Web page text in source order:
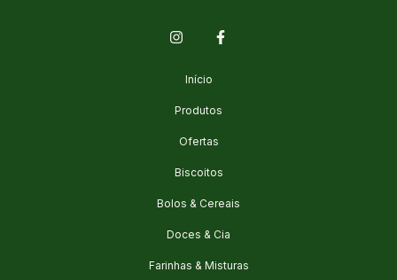
Início
Produtos
Ofertas
Biscoitos
Bolos & Cereais
Doces & Cia
Farinhas & Misturas